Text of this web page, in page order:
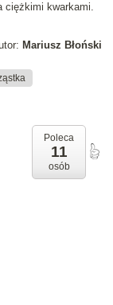
ciężkimi kwarkami.
Mariusz Błoński
Poleca
11
osób